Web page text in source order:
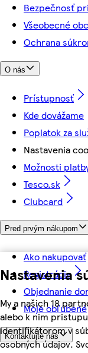
Nastavenia
My a našich 18
alebo k nim
identifikátorom v
osobných údajov.
Bezpečnosť
Všeobecné
Ochrana
O nás
Prístupnosť
Kde dovážame
Poplatok za
Nastavenia
Možnosti
Tesco.sk
Clubcard
Pred prvým nákupom
Ako nakupovať
Registrácia
Objednanie
Moje obľúbené
Kontaktujte nás